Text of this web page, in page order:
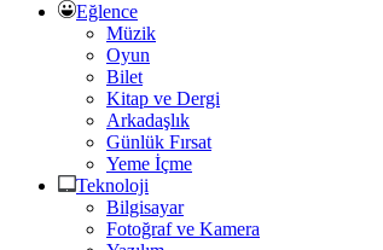
Eğlence
Müzik
Oyun
Bilet
Kitap ve Dergi
Arkadaşlık
Günlük Fırsat
Yeme İçme
Teknoloji
Bilgisayar
Fotoğraf ve Kamera